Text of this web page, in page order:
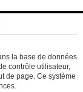
la base de données
contrôle utilisateur,
de page. Ce système